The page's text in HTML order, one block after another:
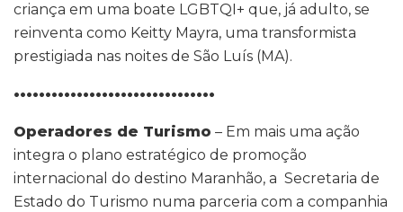
criança em uma boate LGBTQI+ que, já adulto, se
reinventa como Keitty Mayra, uma transformista
prestigiada nas noites de São Luís (MA).
••••••••••••••••••••••••••••••••
Operadores de Turismo – Em mais uma ação
integra o plano estratégico de promoção
internacional do destino Maranhão, a Secretaria de
Estado do Turismo numa parceria com a companhia